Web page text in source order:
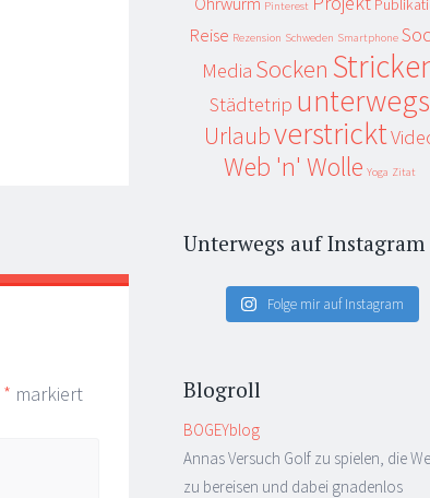
* markiert
Pinterest
Reise Rezension Schweden Smartphone
Media Socken
Städtetrip unterwegs
Urlaubverstrickt
Web 'n' Wolle Yoga Zitat
Unterwegs auf Instagram
Folge mir auf Instagram
Blogroll
BOGEYblog
Annas Versuch Golf zu spielen, die
zu bereisen und dabei gnadenlos